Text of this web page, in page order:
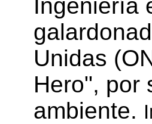
Ingeniería
Unidas
Hero", por
ambiente.